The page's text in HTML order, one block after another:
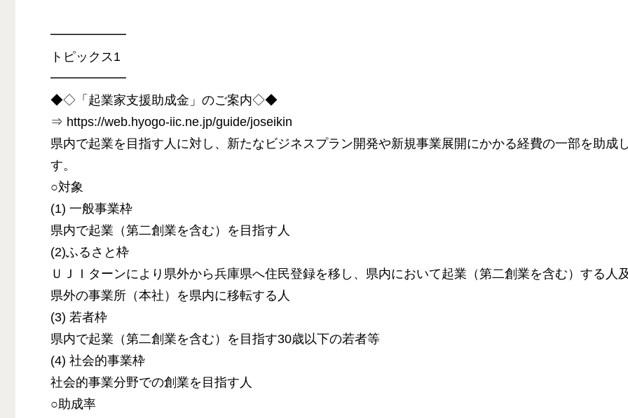
━━━━━━
トピックス1
━━━━━━
◆◇「起業家支援助成金」のご案内◇◆
⇒ https://web.hyogo-iic.ne.jp/guide/joseikin
県内で起業を目指す人に対し、新たなビジネスプラン開発や新規事業展開にかかる経費の一部を助成
す。
○対象
(1) 一般事業枠
県内で起業（第二創業を含む）を目指す人
(2)ふるさと枠
ＵＪＩターンにより県外から兵庫県へ住民登録を移し、県内において起業（第二創業を含む）する人
県外の事業所（本社）を県内に移転する人
(3) 若者枠
県内で起業（第二創業を含む）を目指す30歳以下の若者等
(4) 社会的事業枠
社会的事業分野での創業を目指す人
○助成率